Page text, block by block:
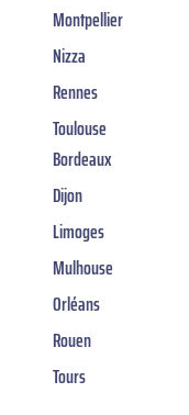
Montpellier
Nizza
Rennes
Toulouse
Bordeaux
Dijon
Limoges
Mulhouse
Orléans
Rouen
Tours